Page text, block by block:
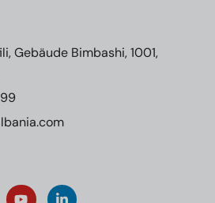
Gebäude Bimbashi, 1001,